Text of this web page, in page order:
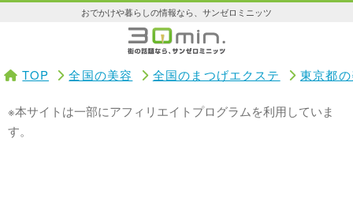
おでかけや暮らしの情報なら、サンゼロミニッツ
TOP 全国の美容 全国のまつげエクステ 東京都
※本サイトは一部にアフィリエイトプログラムを利用していま
す。